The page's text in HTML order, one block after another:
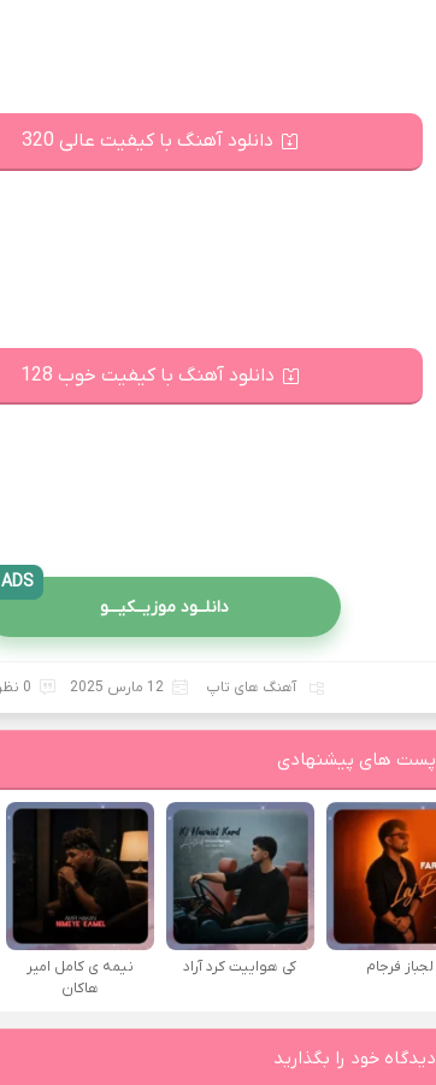
دانلود آهنگ با کیفیت عالی 320
دانلود آهنگ با کیفیت خوب 128
دانلــود موزیــکیـــو
ADS
آهنگ های تاپ 12 مارس 2025 0 نظر
پست های پیشنهادی
لجباز فرجام کی هواییت کرد آراد
نیمه ی کامل امیر
هاکان
دیدگاه خود را بگذارید